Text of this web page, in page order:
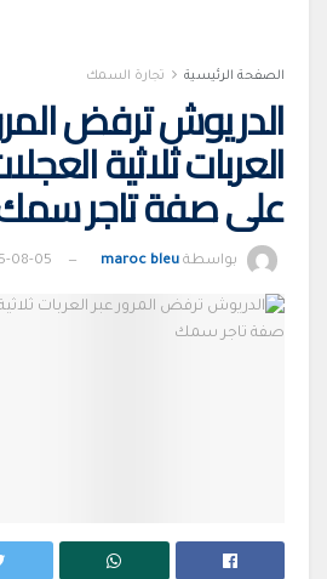
الصفحة الرئيسية تجارة السمك
الدريوش ترفض
العربات ثلاثية
على صفة تاجر
بواسطة maroc bleu
08-05